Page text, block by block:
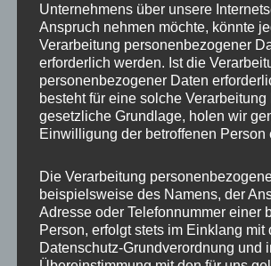
Unternehmens über unsere
Anspruch nehmen möchte, könnte
Verarbeitung personenbezogener
erforderlich werden. Ist die
personenbezogener Daten
besteht für eine solche Verarbeitung
gesetzliche Grundlage, holen wir
Einwilligung der betroffenen Person
Die Verarbeitung
beispielsweise des Namens, der
Adresse oder Telefonnummer einer
Person, erfolgt stets im Einklang mit
Datenschutz-Grundverordnung und